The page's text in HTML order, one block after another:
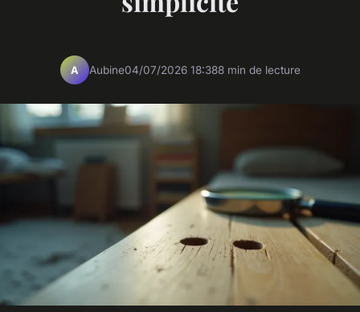
A Aubine04/07/2026 18:388 min de lecture